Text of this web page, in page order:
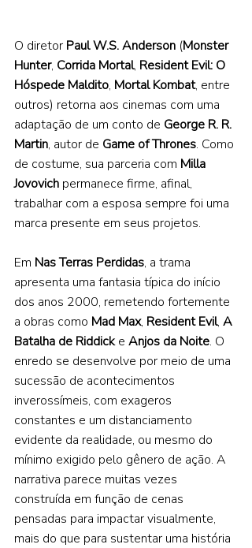
O diretor Paul W.S. Anderson (Monster
Hunter, Corrida Mortal, Resident Evil: O
Hóspede Maldito, Mortal Kombat, entre
outros) retorna aos cinemas com uma
adaptação de um conto de George R. R.
Martin, autor de Game of Thrones. Como
de costume, sua parceria com Milla
Jovovich permanece firme, afinal,
trabalhar com a esposa sempre foi uma
marca presente em seus projetos.
Em Nas Terras Perdidas, a trama
apresenta uma fantasia típica do início
dos anos 2000, remetendo fortemente
a obras como Mad Max, Resident Evil, A
Batalha de Riddick e Anjos da Noite. O
enredo se desenvolve por meio de uma
sucessão de acontecimentos
inverossímeis, com exageros
constantes e um distanciamento
evidente da realidade, ou mesmo do
mínimo exigido pelo gênero de ação. A
narrativa parece muitas vezes
construída em função de cenas
pensadas para impactar visualmente,
mais do que para sustentar uma história